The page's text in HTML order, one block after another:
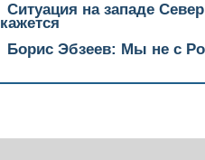
Ситуация на западе
кажется
Борис Эбзеев: Мы не с